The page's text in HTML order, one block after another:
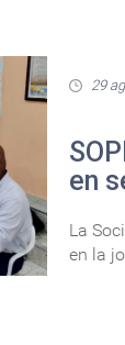
29
en
La
en la